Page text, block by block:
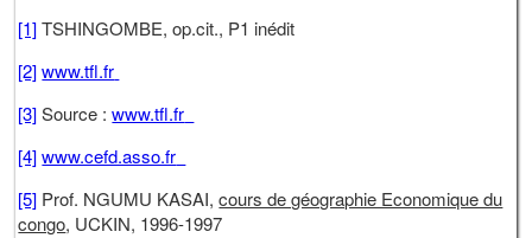
[1]TSHINGOMBE, op.cit., P1 inédit
[2] www.tfl.fr
[3]Source :www.tfl.fr
[4] www.cefd.asso.fr
[5] Prof. NGUMU KASAI,cours de géographie Economique du
congo, UCKIN, 1996-1997